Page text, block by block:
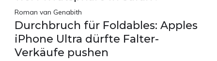
Roman van Genabith
Durchbruch für Foldables: Apples
iPhone Ultra dürfte Falter-
Verkäufe pushen